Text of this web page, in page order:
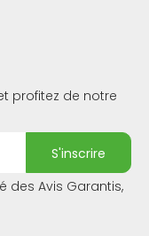
profitez de notre
s'inscrire
des Avis Garantis,